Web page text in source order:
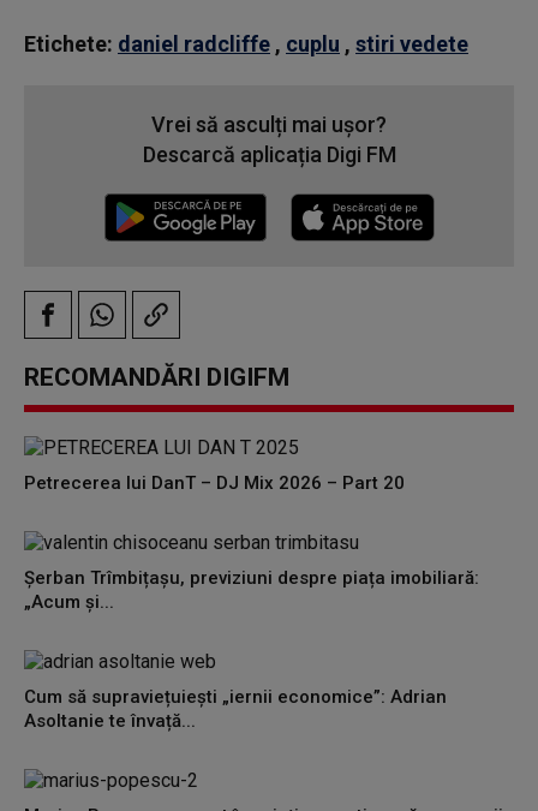
Etichete: daniel radcliffe , cuplu , stiri vedete
Vrei să asculți mai ușor?
Descarcă aplicația Digi FM
RECOMANDĂRI DIGIFM
Petrecerea lui DanT – DJ Mix 2026 – Part 20
Șerban Trîmbițașu, previziuni despre piața imobiliară:
„Acum și...
Cum să supraviețuiești „iernii economice”: Adrian
Asoltanie te învață...